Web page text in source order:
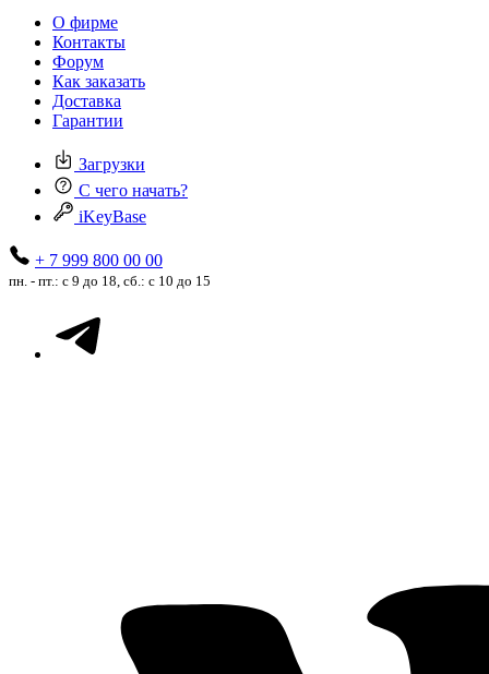
О фирме
Контакты
Форум
Как заказать
Доставка
Гарантии
Загрузки
С чего начать?
iKeyBase
+ 7 999 800 00 00
пн. - пт.: с 9 до 18, сб.: с 10 до 15